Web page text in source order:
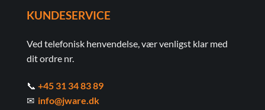
KUNDESERVICE
Ved telefonisk henvendelse, vær venligst klar med
dit ordre nr.
📞 +45 31 34 83 89
✉ info@jware.dk